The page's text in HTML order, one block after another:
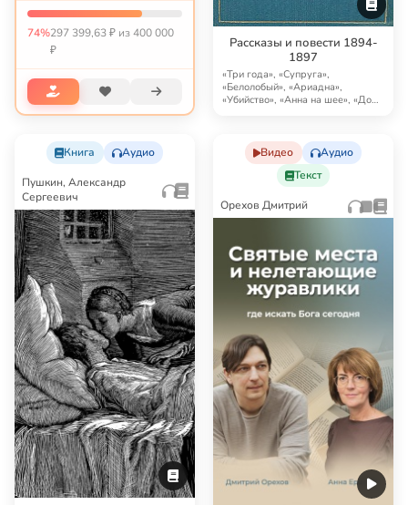
длиться долго, и важно,
74%297 399,63 ₽ из 400 000
₽
Рассказы и повести 1894-
1897
«Три года», «Супруга»,
«Белолобый», «Ариадна»,
«Убийство», «Анна на шее», «Дом
Книга Аудио
Пушкин, Александр
Сергеевич
Видео
Аудио
Текст
Орехов Дмитрий